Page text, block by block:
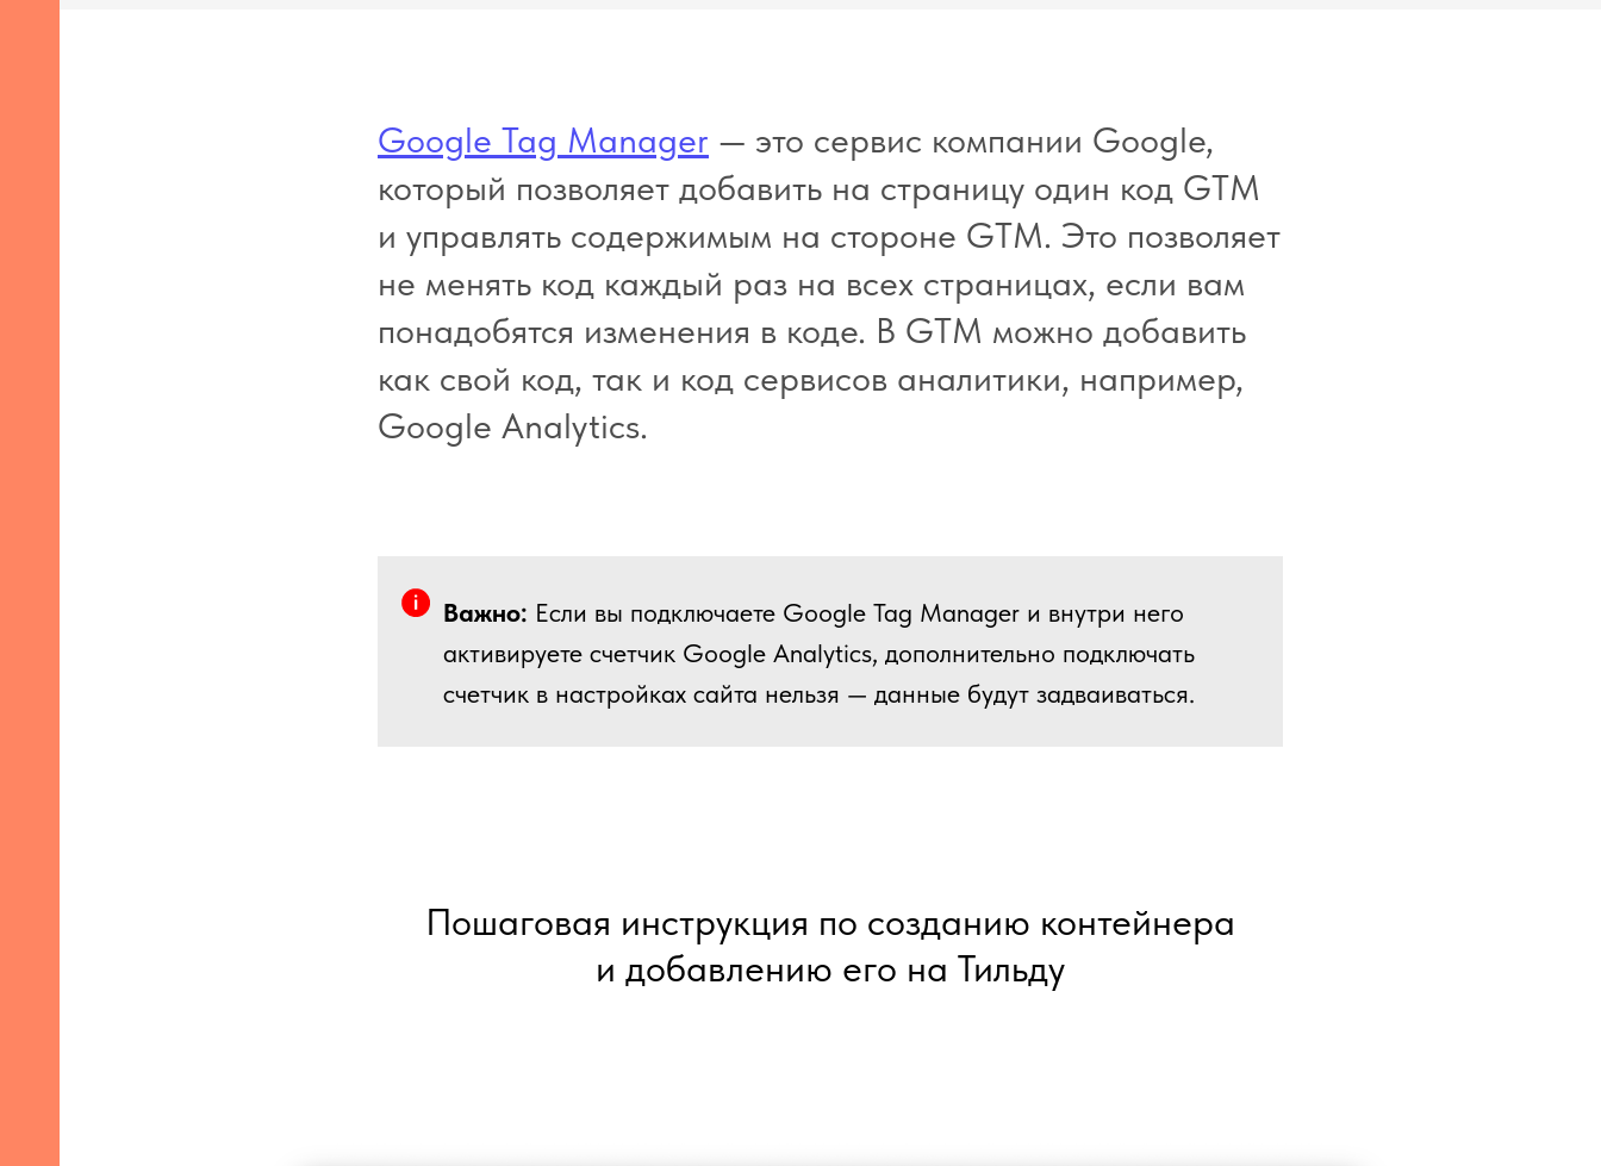
Google Tag Manager — это сервис компании Google,
который позволяет добавить на страницу один код GTM
и управлять содержимым на стороне GTM. Это позволяет
не менять код каждый раз на всех страницах, если вам
понадобятся изменения в коде. В GTM можно добавить
как свой код, так и код сервисов аналитики, например,
Google Analytics.
Важно: Если вы подключаете Google Tag Manager и внутри него
активируете счетчик Google Analytics, дополнительно подключать
счетчик в настройках сайта нельзя — данные будут задваиваться.
Пошаговая инструкция по созданию контейнера
и добавлению его на Тильду